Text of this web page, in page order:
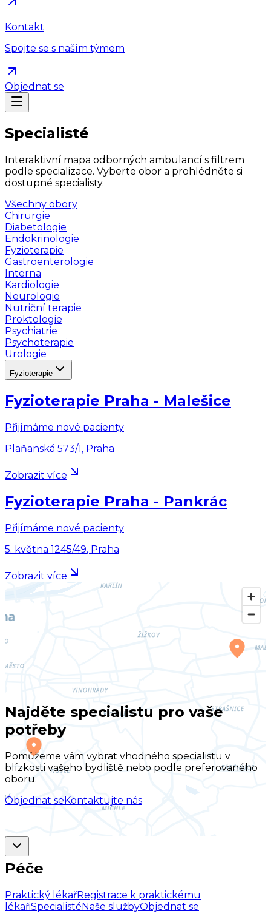
Kontakt
Spojte se s naším týmem
Objednat se
Specialisté
Interaktivní mapa odborných ambulancí s filtrem
podle specializace. Vyberte obor a prohlédněte si
dostupné specialisty.
Všechny obory
Chirurgie
Diabetologie
Endokrinologie
Fyzioterapie
Gastroenterologie
Interna
Kardiologie
Neurologie
Nutriční terapie
Proktologie
Psychiatrie
Psychoterapie
Urologie
Fyzioterapie
Fyzioterapie Praha - Malešice
Přijímáme nové pacienty
Plaňanská 573/1, Praha
Zobrazit více
Fyzioterapie Praha - Pankrác
Přijímáme nové pacienty
5. května 1245/49, Praha
Zobrazit více
Najděte specialistu pro vaše
potřeby
Pomůžeme vám vybrat vhodného specialistu v
blízkosti vašeho bydliště nebo podle preferovaného
oboru.
Objednat se Kontaktujte nás
Péče
Praktický lékařRegistrace k praktickému
lékařiSpecialistéNaše službyObjednat se